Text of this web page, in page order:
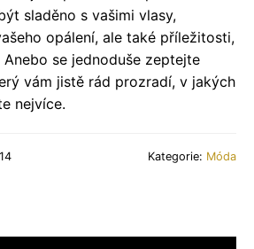
sladěno s vašimi vlasy,
opálení, ale také příležitosti,
se jednoduše zeptejte
vám jistě rád prozradí, v jakých
nejvíce.
Kategorie: Móda